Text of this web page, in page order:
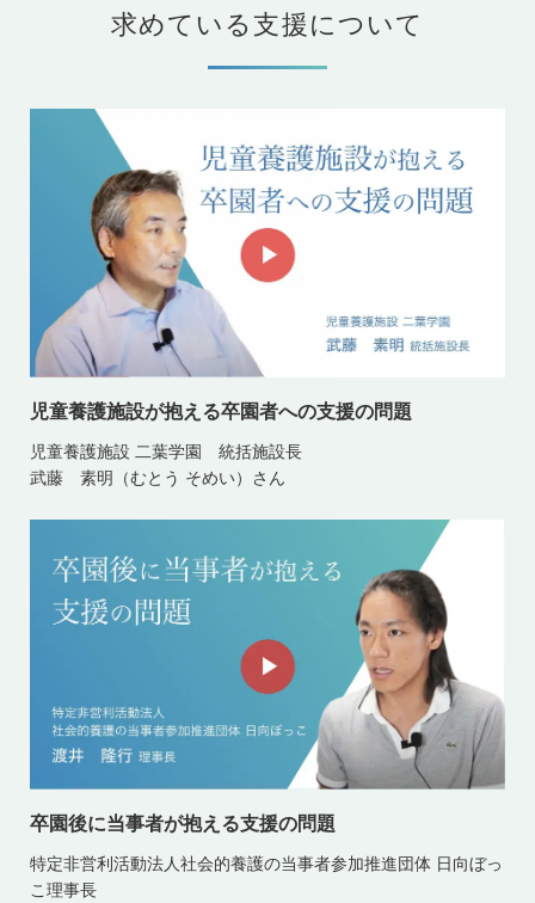
求めている支援について
児童養護施設が抱える卒園者への支援の問題
児童養護施設 二葉学園 統括施設長
武藤 素明（むとう そめい）さん
卒園後に当事者が抱える支援の問題
特定非営利活動法人社会的養護の当事者参加推進団体 日向ぼっ
こ理事長